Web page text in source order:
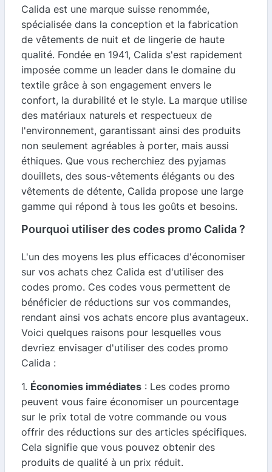
Calida est une marque suisse renommée,
spécialisée dans la conception et la fabrication
de vêtements de nuit et de lingerie de haute
qualité. Fondée en 1941, Calida s'est rapidement
imposée comme un leader dans le domaine du
textile grâce à son engagement envers le
confort, la durabilité et le style. La marque utilise
des matériaux naturels et respectueux de
l'environnement, garantissant ainsi des produits
non seulement agréables à porter, mais aussi
éthiques. Que vous recherchiez des pyjamas
douillets, des sous-vêtements élégants ou des
vêtements de détente, Calida propose une large
gamme qui répond à tous les goûts et besoins.
Pourquoi utiliser des codes promo Calida ?
L'un des moyens les plus efficaces d'économiser
sur vos achats chez Calida est d'utiliser des
codes promo. Ces codes vous permettent de
bénéficier de réductions sur vos commandes,
rendant ainsi vos achats encore plus avantageux.
Voici quelques raisons pour lesquelles vous
devriez envisager d'utiliser des codes promo
Calida :
1. Économies immédiates : Les codes promo
peuvent vous faire économiser un pourcentage
sur le prix total de votre commande ou vous
offrir des réductions sur des articles spécifiques.
Cela signifie que vous pouvez obtenir des
produits de qualité à un prix réduit.